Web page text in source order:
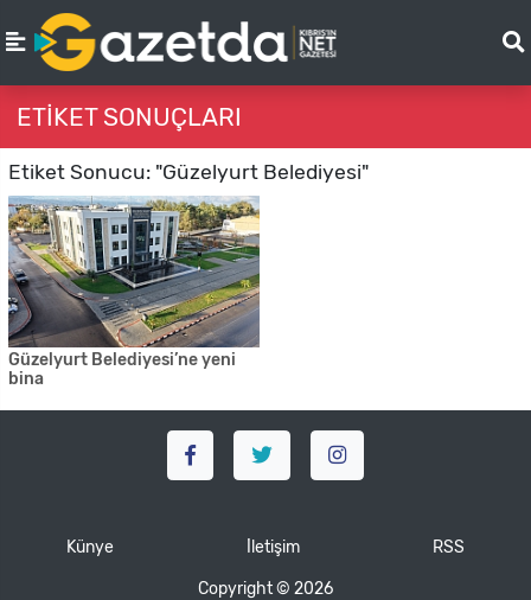
ETIKET SONUÇLARI
Etiket Sonucu: "Güzelyurt Belediyesi"
Güzelyurt Belediyesi’ne yeni
bina
Künye İletişim RSS
Copyright © 2026